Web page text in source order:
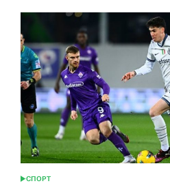
ОПУБЛІКУВАТИ
СПОРТ